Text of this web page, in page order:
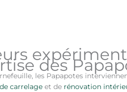
des
les Papapotes
carrelage et de rénovation